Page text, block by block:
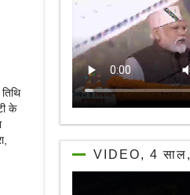
के
VIDEO, 4 साल,